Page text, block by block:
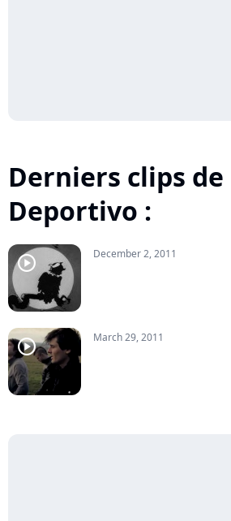
Derniers clips de
Deportivo :
player2 December 2, 2011
player2 March 29, 2011